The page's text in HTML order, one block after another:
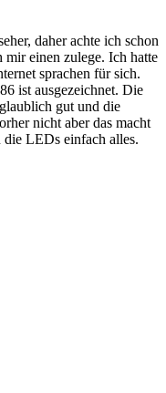
daher achte ich schon
mir einen zulege. Ich hatte
sprachen für sich.
ist ausgezeichnet. Die
gut und die
nicht aber das macht
LEDs einfach alles.